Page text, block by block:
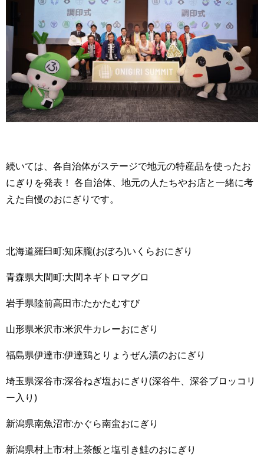
続いては、各自治体がステージで地元の特産品を使ったお
にぎりを発表！ 各自治体、地元の人たちやお店と一緒に考
えた自慢のおにぎりです。
北海道羅臼町:知床朧(おぼろ)いくらおにぎり
青森県大間町:大間ネギトロマグロ
岩手県陸前高田市:たかたむすび
山形県米沢市:米沢牛カレーおにぎり
福島県伊達市:伊達鶏とりょうぜん漬のおにぎり
埼玉県深谷市:深谷ねぎ塩おにぎり(深谷牛、深谷ブロッコリ
ー入り)
新潟県南魚沼市:かぐら南蛮おにぎり
新潟県村上市:村上茶飯と塩引き鮭のおにぎり